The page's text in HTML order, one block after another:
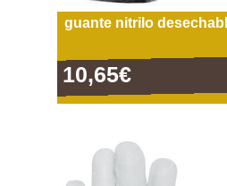
guante nitrilo
10,65€